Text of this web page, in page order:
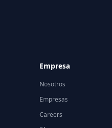
Empresa
Nosotros
Empresas
Careers